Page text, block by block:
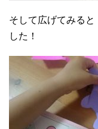
そして広げてみる
した！